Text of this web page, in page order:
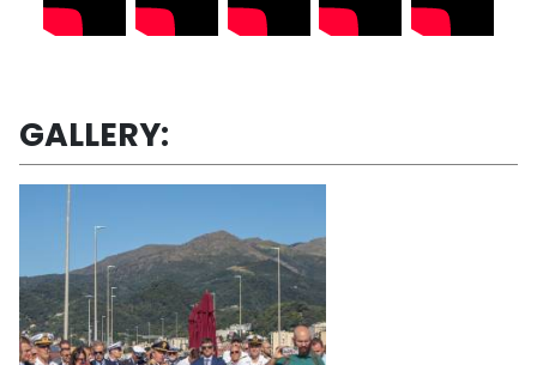
GALLERY: